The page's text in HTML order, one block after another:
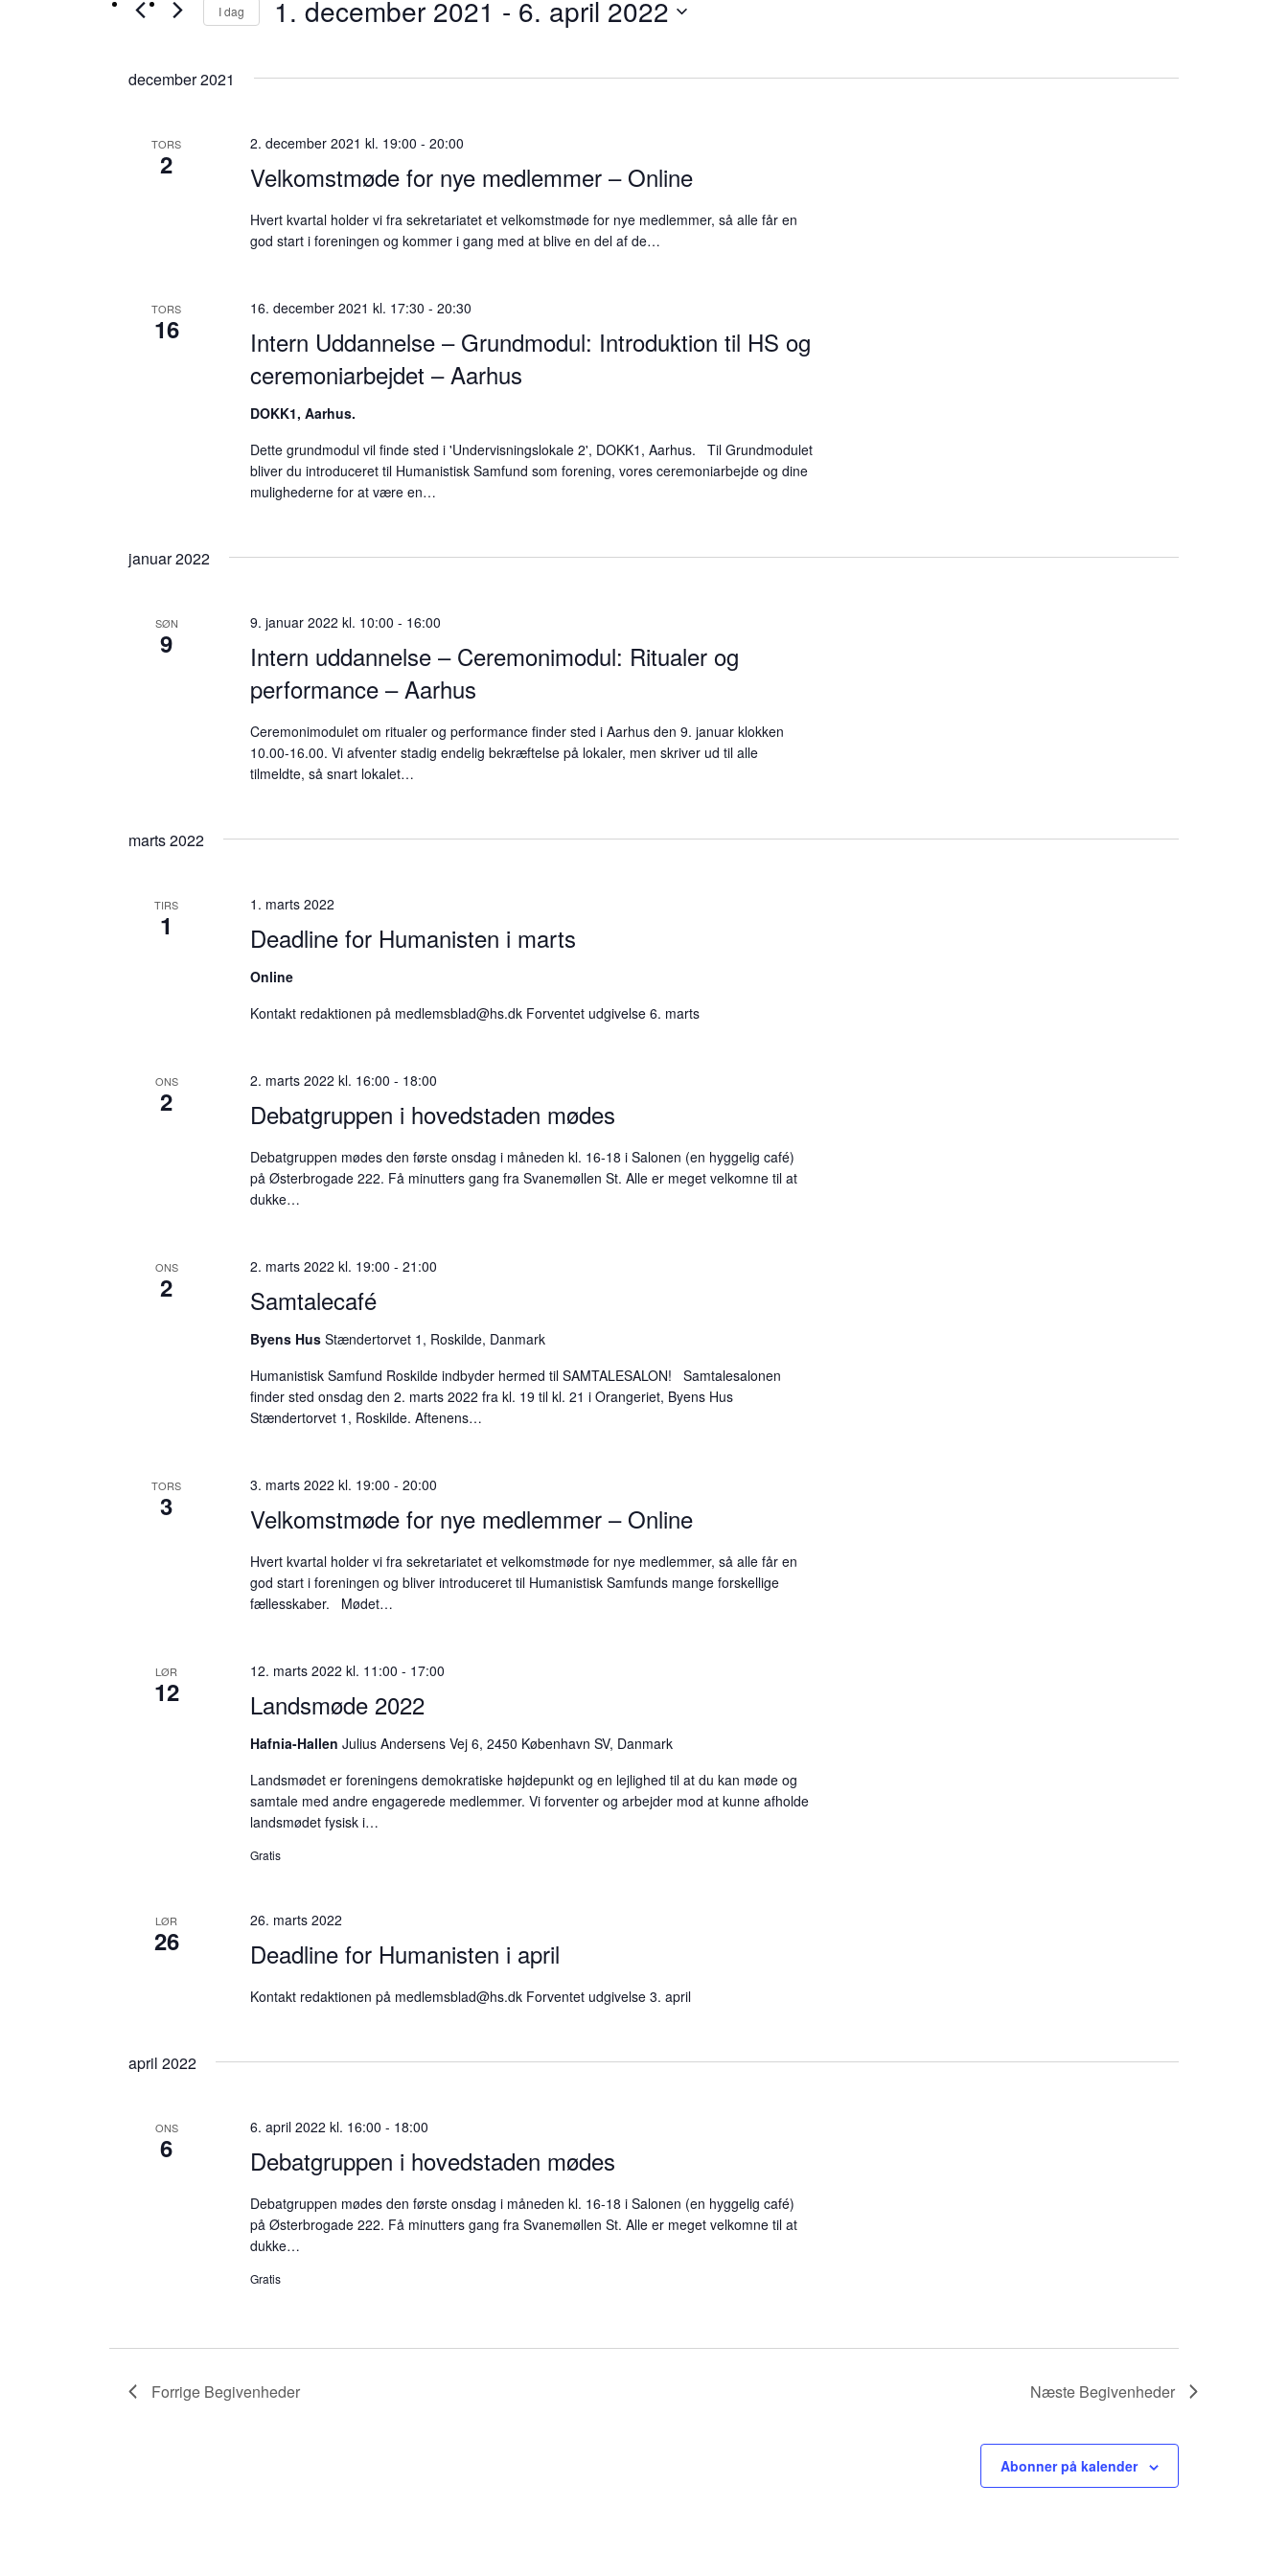
visninger
Navigation
Begivenheder
I dag 1. december 2021 - 6. april 2022
december 2021
TORS
2 Velkomstmøde for nye medlemmer – Online
2. december 2021 kl. 19:00 -20:00
Hvert kvartal holder vi fra sekretariatet et velkomstmøde for nye medlemmer, så alle får en
god start i foreningen og kommer i gang med at blive en del af de…
TORS
16
Intern Uddannelse – Grundmodul: Introduktion til HS og
ceremoniarbejdet – Aarhus
16. december 2021 kl. 17:30 -20:30
DOKK1, Aarhus.
Dette grundmodul vil finde sted i 'Undervisningslokale 2', DOKK1, Aarhus. Til Grundmodulet
bliver du introduceret til Humanistisk Samfund som forening, vores ceremoniarbejde og dine
mulighederne for at være en…
januar 2022
SØN
9
Intern uddannelse – Ceremonimodul: Ritualer og
performance – Aarhus
9. januar 2022 kl. 10:00 - 16:00
Ceremonimodulet om ritualer og performance finder sted i Aarhus den 9. januar klokken
10.00-16.00. Vi afventer stadig endelig bekræftelse på lokaler, men skriver ud til alle
tilmeldte, så snart lokalet…
marts 2022
TIRS
1 Deadline for Humanisten i marts
1. marts 2022
Online
Kontakt redaktionen på medlemsblad@hs.dk Forventet udgivelse 6. marts
ONS
2 Debatgruppen i hovedstaden mødes
2. marts 2022 kl. 16:00 - 18:00
Debatgruppen mødes den første onsdag i måneden kl. 16-18 i Salonen (en hyggelig café)
på Østerbrogade 222. Få minutters gang fra Svanemøllen St. Alle er meget velkomne til at
dukke…
ONS
2 Samtalecafé
2. marts 2022 kl. 19:00 -21:00
Byens HusStændertorvet 1, Roskilde, Danmark
Humanistisk Samfund Roskilde indbyder hermed til SAMTALESALON! Samtalesalonen
finder sted onsdag den 2. marts 2022 fra kl. 19 til kl. 21 i Orangeriet, Byens Hus
Stændertorvet 1, Roskilde. Aftenens…
TORS
3 Velkomstmøde for nye medlemmer – Online
3. marts 2022 kl. 19:00 -20:00
Hvert kvartal holder vi fra sekretariatet et velkomstmøde for nye medlemmer, så alle får en
god start i foreningen og bliver introduceret til Humanistisk Samfunds mange forskellige
fællesskaber. Mødet…
LØR
12 Landsmøde 2022
12. marts 2022 kl. 11:00 - 17:00
Hafnia-HallenJulius Andersens Vej 6, 2450 København SV, Danmark
Landsmødet er foreningens demokratiske højdepunkt og en lejlighed til at du kan møde og
samtale med andre engagerede medlemmer. Vi forventer og arbejder mod at kunne afholde
landsmødet fysisk i…
Gratis
LØR
26 Deadline for Humanisten i april
26. marts 2022
Kontakt redaktionen på medlemsblad@hs.dk Forventet udgivelse 3. april
april 2022
ONS
6 Debatgruppen i hovedstaden mødes
6. april 2022 kl. 16:00 - 18:00
Debatgruppen mødes den første onsdag i måneden kl. 16-18 i Salonen (en hyggelig café)
på Østerbrogade 222. Få minutters gang fra Svanemøllen St. Alle er meget velkomne til at
dukke…
Gratis
Forrige Begivenheder Næste Begivenheder
Abonner på kalender